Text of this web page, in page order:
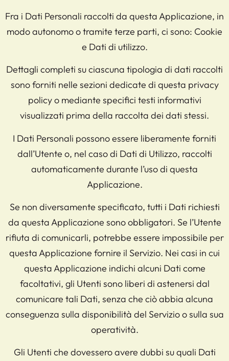
Fra i Dati Personali raccolti da questa Applicazione, in
modo autonomo o tramite terze parti, ci sono: Cookie
e Dati di utilizzo.
Dettagli completi su ciascuna tipologia di dati raccolti
sono forniti nelle sezioni dedicate di questa privacy
policy o mediante specifici testi informativi
visualizzati prima della raccolta dei dati stessi.
I Dati Personali possono essere liberamente forniti
dall’Utente o, nel caso di Dati di Utilizzo, raccolti
automaticamente durante l’uso di questa
Applicazione.
Se non diversamente specificato, tutti i Dati richiesti
da questa Applicazione sono obbligatori. Se l’Utente
rifiuta di comunicarli, potrebbe essere impossibile per
questa Applicazione fornire il Servizio. Nei casi in cui
questa Applicazione indichi alcuni Dati come
facoltativi, gli Utenti sono liberi di astenersi dal
comunicare tali Dati, senza che ciò abbia alcuna
conseguenza sulla disponibilità del Servizio o sulla sua
operatività.
Gli Utenti che dovessero avere dubbi su quali Dati